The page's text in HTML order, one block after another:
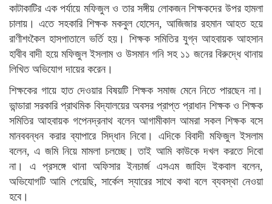
কাটাকাটির এক পর্যায়ে মফিজুল ও তার সঙ্গীয় লোকজন শিক্ষকদের উপর হামলা
চালায়। এতে সহকারি শিক্ষক মকবুল হোসেন, আজিজার রহমান আহত হয়ে
রাণীশংকৈল হাসপাতালে ভর্তি হয়। শিক্ষক সমিতির যুগ্ন আহবায়ক আহসান
হাবীব বাদী হয়ে মফিজুল ইসলাম ও উসমান গনি সহ ১১ জনের বিরুদ্ধে থানায়
লিখিত অভিযোগ দায়ের করেন।
শিক্ষকের গায়ে হাত দেওয়ার বিষয়টি শিক্ষক সমাজ মেনে নিতে পারছেন না।
ভান্ডারা সরকারি প্রাথমিক বিদ্যালয়ের অবসর প্রাপ্ত প্রাধান শিক্ষক ও শিক্ষক
সমিতির আহবায়ক গপেনদ্রনাথ বলেন আগামীকাল আমরা সকল শিক্ষক বসে
মানববন্ধন করার ব্যাপারে সিদ্ধান নিবো। এদিকে বিবাদী মফিজুল ইসলাম
বলেন, এ জমি নিয়ে মামলা চলচ্ছে। তাই আমি কাউকে দখল করতে দিবো
না। এ প্রসঙ্গে থানা অফিসার ইনচার্জ এসএম জাহিদ ইকবাল বলেন,
অভিযোগটি আমি পেয়েছি, সার্কেল স্যারের সাথে কথা বলে ব্যবস্থা নেওয়া
হবে।